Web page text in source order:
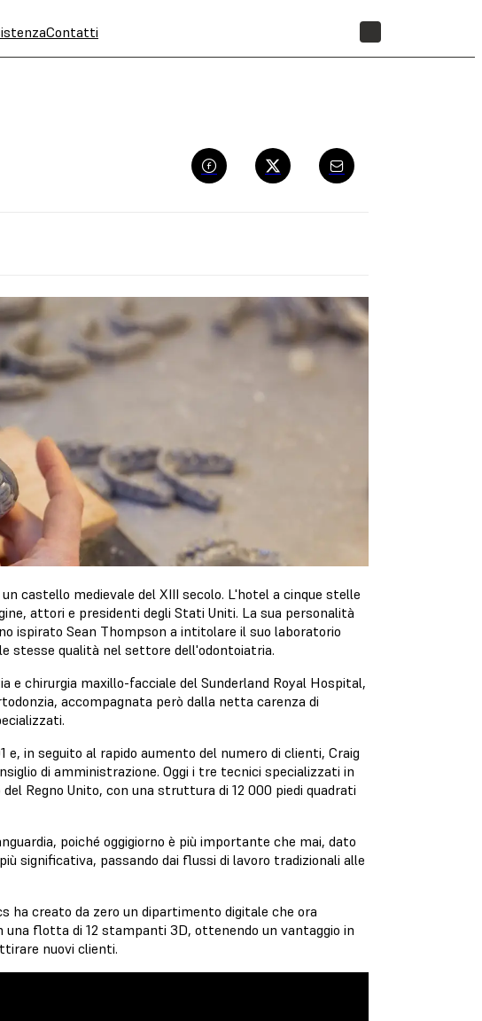
Contatti
castello medievale del XIII secolo. L'hotel a cinque stelle
attori e presidenti degli Stati Uniti. La sua personalità
ispirato Sean Thompson a intitolare il suo laboratorio
stesse qualità nel settore dell'odontoiatria.
e chirurgia maxillo-facciale del Sunderland Royal Hospital,
accompagnata però dalla netta carenza di
e, in seguito al rapido aumento del numero di clienti, Craig
di amministrazione. Oggi i tre tecnici specializzati in
Regno Unito, con una struttura di 12 000 piedi quadrati
poiché oggigiorno è più importante che mai, dato
significativa, passando dai flussi di lavoro tradizionali alle
ha creato da zero un dipartimento digitale che ora
flotta di 12 stampanti 3D, ottenendo un vantaggio in
nuovi clienti.